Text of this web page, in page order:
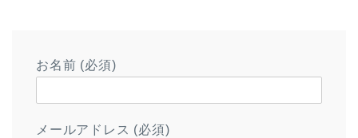
お名前 (必須)
メールアドレス (必須)